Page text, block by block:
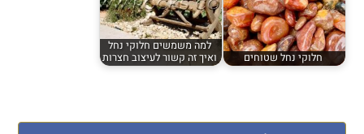
חלוקי נחל שטוחים
למה משמשים חלוקי נחל
ואיך זה קשור לעיצוב חצרות